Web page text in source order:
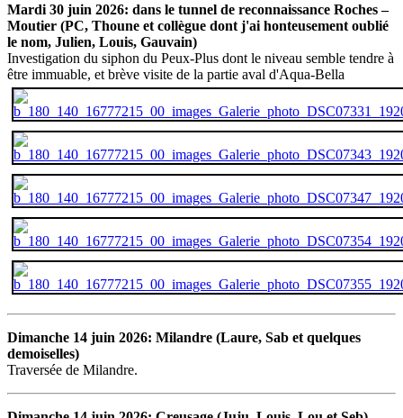
Mardi 30 juin 2026: dans le tunnel de reconnaissance Roches –
Moutier (PC, Thoune et collègue dont j'ai honteusement oublié
le nom, Julien, Louis, Gauvain)
Investigation du siphon du Peux-Plus dont le niveau semble tendre à
être immuable, et brève visite de la partie aval d'Aqua-Bella
Dimanche 14 juin 2026: Milandre (Laure, Sab et quelques
demoiselles)
Traversée de Milandre.